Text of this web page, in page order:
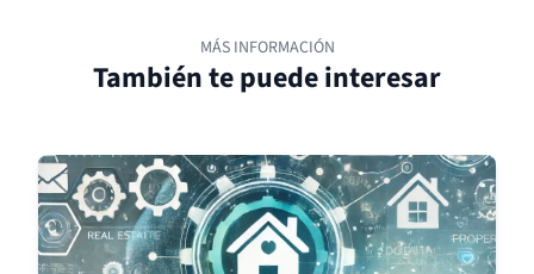
MÁS INFORMACIÓN
También te puede interesar